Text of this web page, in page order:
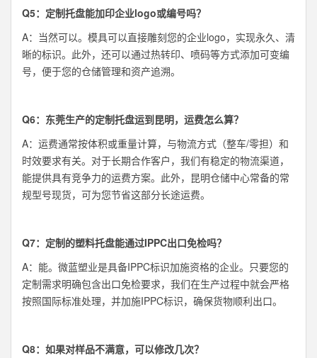
Q5：定制托盘能加印企业logo或编号吗？
A：当然可以。模具可以直接雕刻您的企业logo，实现永久、清
晰的标识。此外，还可以通过热转印、喷码等方式添加可变编
号，便于您的仓储管理和资产追溯。
Q6：东莞生产的定制托盘运到昆明，运费怎么算？
A：运费通常按体积或重量计算，与物流方式（整车/零担）和
时效要求有关。对于长期合作客户，我们有稳定的物流渠道，
能提供具有竞争力的运费方案。此外，昆明仓储中心常备的常
规型号现货，可为您节省这部分长途运费。
Q7：定制的塑料托盘能通过IPPC出口免检吗？
A：能。微蓝塑业是具备IPPC标识加施资格的企业。只要您的
定制需求明确包含出口免检要求，我们在生产过程中就会严格
按照国际标准处理，并加施IPPC标识，确保货物顺利出口。
Q8：如果对样品不满意，可以修改几次？